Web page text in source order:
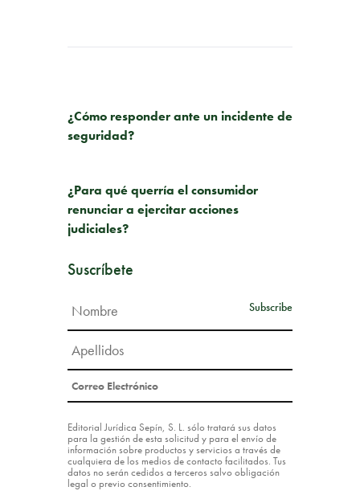
¿Cómo responder ante un incidente de
seguridad?
¿Para qué querría el consumidor
renunciar a ejercitar acciones
judiciales?
Suscríbete
Editorial Jurídica Sepín, S. L. sólo tratará sus datos
para la gestión de esta solicitud y para el envío de
información sobre productos y servicios a través de
cualquiera de los medios de contacto facilitados. Tus
datos no serán cedidos a terceros salvo obligación
legal o previo consentimiento.